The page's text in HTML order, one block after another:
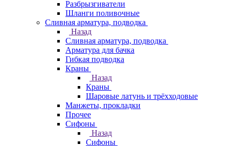
Разбрызгиватели
Шланги поливочные
Сливная арматура, подводка
Назад
Сливная арматура, подводка
Арматура для бачка
Гибкая подводка
Краны
Назад
Краны
Шаровые латунь и трёхходовые
Манжеты, прокладки
Прочее
Сифоны
Назад
Сифоны